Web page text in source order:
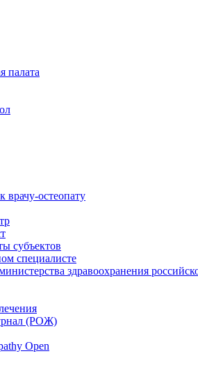
палата
остеопату
субъектов
специалисте
здравоохранения
(РОЖ)
Open